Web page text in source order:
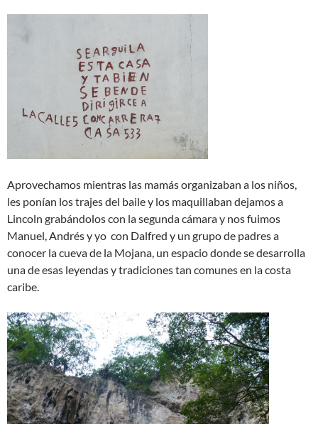
Aprovechamos mientras las mamás organizaban a los niños,
les ponían los trajes del baile y los maquillaban dejamos a
Lincoln grabándolos con la segunda cámara y nos fuimos
Manuel, Andrés y yo con Dalfred y un grupo de padres a
conocer la cueva de la Mojana, un espacio donde se desarrolla
una de esas leyendas y tradiciones tan comunes en la costa
caribe.